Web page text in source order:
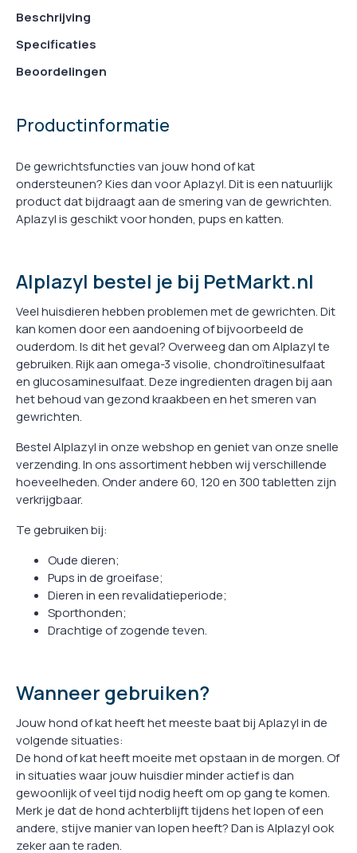
Beschrijving
Specificaties
Beoordelingen
Productinformatie
De gewrichtsfuncties van jouw hond of kat
ondersteunen? Kies dan voor Aplazyl. Dit is een natuurlijk
product dat bijdraagt aan de smering van de gewrichten.
Aplazyl is geschikt voor honden, pups en katten.
Alplazyl bestel je bij PetMarkt.nl
Veel huisdieren hebben problemen met de gewrichten. Dit
kan komen door een aandoening of bijvoorbeeld de
ouderdom. Is dit het geval? Overweeg dan om Alplazyl te
gebruiken. Rijk aan omega-3 visolie, chondroïtinesulfaat
en glucosaminesulfaat. Deze ingredienten dragen bij aan
het behoud van gezond kraakbeen en het smeren van
gewrichten.
Bestel Alplazyl in onze webshop en geniet van onze snelle
verzending. In ons assortiment hebben wij verschillende
hoeveelheden. Onder andere 60, 120 en 300 tabletten zijn
verkrijgbaar.
Te gebruiken bij:
Oude dieren;
Pups in de groeifase;
Dieren in een revalidatieperiode;
Sporthonden;
Drachtige of zogende teven.
Wanneer gebruiken?
Jouw hond of kat heeft het meeste baat bij Aplazyl in de
volgende situaties:
De hond of kat heeft moeite met opstaan in de morgen. Of
in situaties waar jouw huisdier minder actief is dan
gewoonlijk of veel tijd nodig heeft om op gang te komen.
Merk je dat de hond achterblijft tijdens het lopen of een
andere, stijve manier van lopen heeft? Dan is Alplazyl ook
zeker aan te raden.